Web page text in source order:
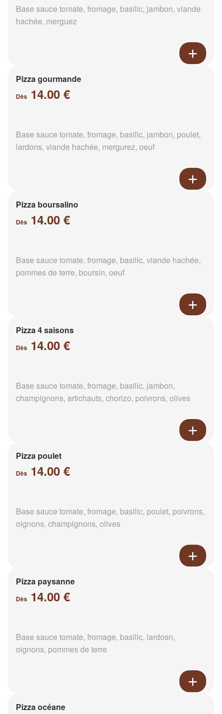
Base sauce tomate, fromage, basilic, jambon, viande
hachée, merguez
Pizza gourmande
Dès 14.00 €
Base sauce tomate, fromage, basilic, jambon, poulet,
lardons, viande hachée, mergurez, oeuf
Pizza boursalino
Dès 14.00 €
Base sauce tomate, fromage, basilic, viande hachée,
pommes de terre, boursin, oeuf
Pizza 4 saisons
Dès 14.00 €
Base sauce tomate, fromage, basilic, jambon,
champignons, artichauts, chorizo, poivrons, olives
Pizza poulet
Dès 14.00 €
Base sauce tomate, fromage, basilic, poulet, poivrons,
oignons, champignons, olives
Pizza paysanne
Dès 14.00 €
Base sauce tomate, fromage, basilic, lardosn,
oignons, pommes de terre
Pizza océane